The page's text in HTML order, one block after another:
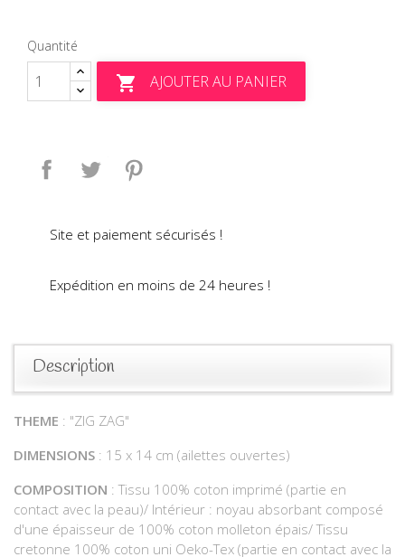
Quantité
 AJOUTER AU PANIER
Partager Tweet
Site et paiement sécurisés !
Expédition en moins de 24 heures !
Description
THEME : "ZIG ZAG"
DIMENSIONS : 15 x 14 cm (ailettes ouvertes)
COMPOSITION : Tissu 100% coton imprimé (partie en
contact avec la peau)/ Intérieur : noyau absorbant composé
d'une épaisseur de 100% coton molleton épais/ Tissu
cretonne 100% coton uni Oeko-Tex (partie en contact avec la